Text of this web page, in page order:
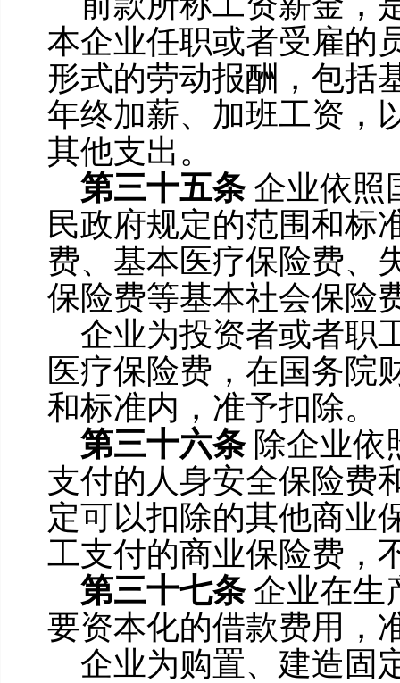
本企业任职或者受雇的
形式的劳动报酬，包括
年终加薪、加班工资，
其他支出。
第三十五条 企业依照
民政府规定的范围和标
费、基本医疗保险费、
保险费等基本社会保险
企业为投资者或者职
医疗保险费，在国务院
和标准内，准予扣除。
第三十六条 除企业依
支付的人身安全保险费
定可以扣除的其他商业
工支付的商业保险费，
第三十七条 企业在生
要资本化的借款费用，
企业为购置、建造固